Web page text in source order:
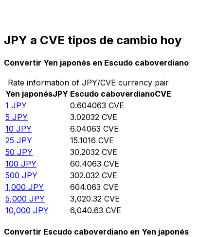
JPY a CVE tipos de cambio hoy
Convertir Yen japonés en Escudo caboverdiano
Rate information of JPY/CVE currency pair
Yen japonésJPY Escudo caboverdianoCVE
1 JPY 0.604063 CVE
5 JPY 3.02032 CVE
10 JPY 6.04063 CVE
25 JPY 15.1016 CVE
50 JPY 30.2032 CVE
100 JPY 60.4063 CVE
500 JPY 302.032 CVE
1,000 JPY 604.063 CVE
5,000 JPY 3,020.32 CVE
10,000 JPY 6,040.63 CVE
Convertir Escudo caboverdiano en Yen japonés